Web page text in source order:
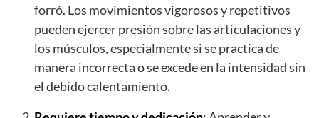
forró. Los movimientos vigorosos y repetitivos
pueden ejercer presión sobre las articulaciones y
los músculos, especialmente si se practica de
manera incorrecta o se excede en la intensidad sin
el debido calentamiento.